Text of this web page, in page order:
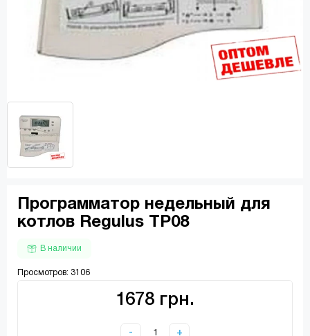
Программатор недельный для
котлов Regulus TP08
В наличии
Просмотров: 3106
1678 грн.
- +